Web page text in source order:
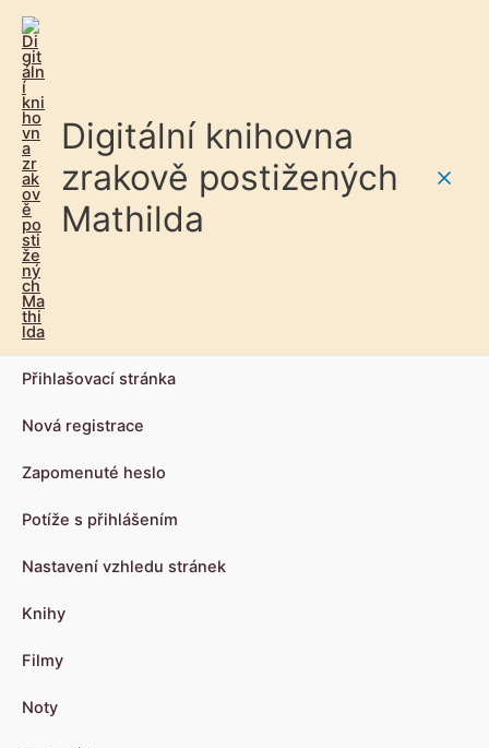
Digitální knihovna
zrakově postižených
Mathilda
Přihlašovací stránka
Nová registrace
Zapomenuté heslo
Potíže s přihlášením
Nastavení vzhledu stránek
Knihy
Filmy
Noty